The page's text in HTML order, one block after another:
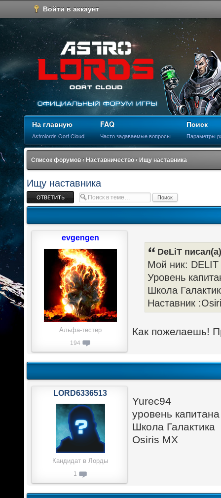
Войти в аккаунт
На главную
Astrolords Oort Cloud
FAQ
Часто задаваемые вопросы
Поиск
Параметры
Список форумов ‹ Наставничество ‹ Ищу наставника
Ищу наставника
Ответить
DeLiT
Мой ник: DELIT
Уровень
Школа
Наставник
Как пожелаешь!
evgengen
Альфа-тестер
194
Yurec94
уровень
Школа Галактика
Osiris MX
LORD6336513
Кандидат в Лорды
1